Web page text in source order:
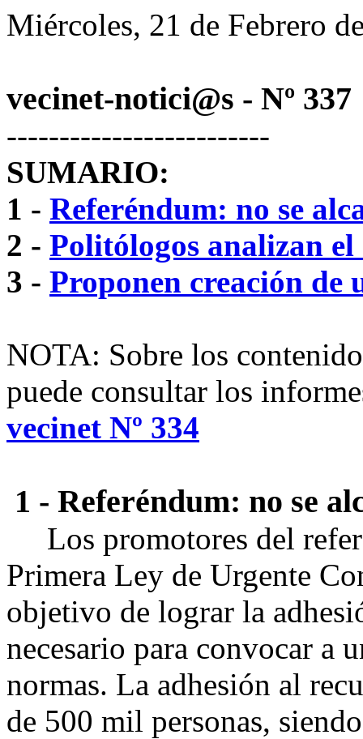
Miércoles, 21 de Febrero
vecinet-notici@s - Nº 337
-------------------------
SUMARIO:
1 - Referéndum: no se
2 - Politólogos analizan
3 - Proponen creación de
NOTA: Sobre los
puede consultar los
vecinet Nº 334
1 - Referéndum: no se
Los promotores del
Primera Ley de Urgente
objetivo de lograr la
necesario para convocar a
normas. La adhesión al
de 500 mil personas,